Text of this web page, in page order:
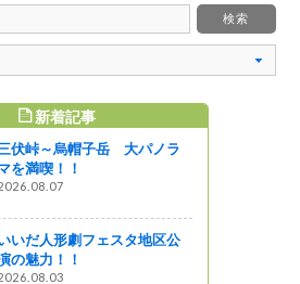
新着記事
伏峠～烏帽子岳 大パノラ
を満喫！！
いだ人形劇フェスタ地区公
の魅力！！